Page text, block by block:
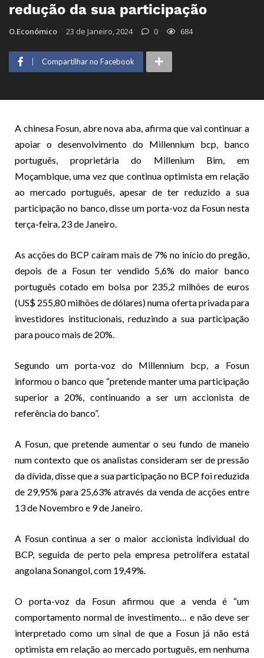
redução da sua participação
O.Económico 23 de Janeiro, 2024 0 684
Compartilhar no Facebook
A chinesa Fosun, abre nova aba, afirma que vai continuar a
apoiar o desenvolvimento do Millennium bcp, banco
português, proprietária do Millenium Bim, em
Moçambique, uma vez que continua optimista em relação
ao mercado português, apesar de ter reduzido a sua
participação no banco, disse um porta-voz da Fosun nesta
terça-feira, 23 de Janeiro.
As acções do BCP caíram mais de 7% no início do pregão,
depois de a Fosun ter vendido 5,6% do maior banco
português cotado em bolsa por 235,2 milhões de euros
(US$ 255,80 milhões de dólares) numa oferta privada para
investidores institucionais, reduzindo a sua participação
para pouco mais de 20%.
Segundo um porta-voz do Millennium bcp, a Fosun
informou o banco que “pretende manter uma participação
superior a 20%, continuando a ser um accionista de
referência do banco”.
A Fosun, que pretende aumentar o seu fundo de maneio
num contexto que os analistas consideram ser de pressão
da dívida, disse que a sua participação no BCP foi reduzida
de 29,95% para 25,63% através da venda de acções entre
13 de Novembro e 9 de Janeiro.
A Fosun continua a ser o maior accionista individual do
BCP, seguida de perto pela empresa petrolífera estatal
angolana Sonangol, com 19,49%.
O porta-voz da Fosun afirmou que a venda é “um
comportamento normal de investimento… e não deve ser
interpretado como um sinal de que a Fosun já não está
optimista em relação ao mercado português, em nenhuma